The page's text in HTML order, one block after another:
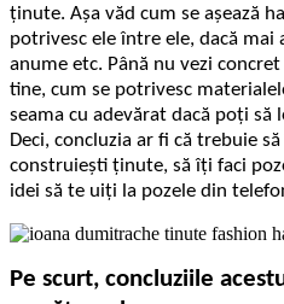
ținute. Așa văd cum se așează
potrivesc ele între ele, dacă mai
anume etc. Până nu vezi
tine, cum se potrivesc
seama cu adevărat dacă poți să
Deci, concluzia ar fi că trebuie
construiești ținute, să îți faci
idei să te uiți la pozele din
Pe scurt, concluziile